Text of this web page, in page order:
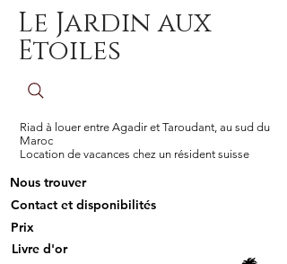
Le Jardin aux
Etoiles
Riad à louer entre Agadir et Taroudant, au sud du
Maroc
Location de vacances chez un résident suisse
Nous trouver
Contact et disponibilités
Prix
Livre d'or